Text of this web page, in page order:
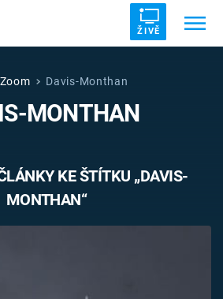
ŽIVĚ
UFO DRUHÁ SVĚTOVÁ VÁLKA
DÁVNOVĚKU
Davis-Monthan
MONTHAN
KE ŠTÍTKU „DAVIS-
MONTHAN“